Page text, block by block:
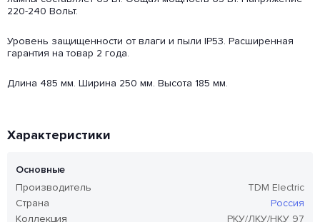
220-240 Вольт.
Уровень защищенности от влаги и пыли IP53. Расширенная
гарантия на товар 2 года.
Длина 485 мм. Ширина 250 мм. Высота 185 мм.
Характеристики
Основные
Производитель
TDM Electric
Страна
Россия
Коллекция
РКУ/ЛКУ/НКУ 97